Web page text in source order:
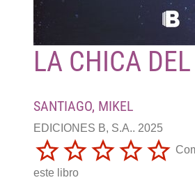
LA CHICA
SANTIAGO, MIKEL
EDICIONES B, S.A.. 2025
este libro